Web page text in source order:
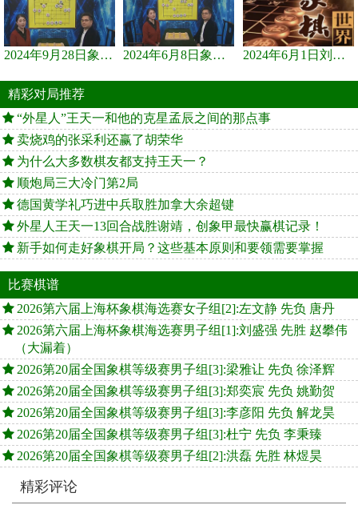
2024年9月28日象棋世界栏目，刘君、蒋川讲解了第九届杨官璘杯象棋... 2024年6月8日象棋世界，刘君、蒋川讲解了第九届杨官璘杯全国象棋... 2024年6月1日刘君、蒋川讲解第三届上海杯象棋大师赛谢靖与李少庚...
精彩对局推荐
“外星人”王天一和他的克星孟辰之间的那点事
卖烧鸡的张采利还赢了胡荣华
为什么大多数棋友都支持王天一？
顺炮局三大冷门第2局
德国黄学礼巧进中兵取胜加拿大余超键
外星人王天一13回合战胜谢靖，创象甲最快赢棋记录！
新手如何走好象棋开局？这些基本原则和要领需要掌握
比赛棋谱
2026第六届上海杯象棋海选赛女子组[2]:左文静 先负 唐丹
2026第六届上海杯象棋海选赛男子组[1]:刘盛强 先胜 赵攀伟
（大漏着）
2026第20届全国象棋等级赛男子组[3]:梁雅让 先负 徐泽辉
2026第20届全国象棋等级赛男子组[3]:郑奕宸 先负 姚勤贺
2026第20届全国象棋等级赛男子组[3]:李彦阳 先负 解龙昊
2026第20届全国象棋等级赛男子组[3]:杜宁 先负 李秉臻
2026第20届全国象棋等级赛男子组[2]:洪磊 先胜 林煜昊
精彩评论